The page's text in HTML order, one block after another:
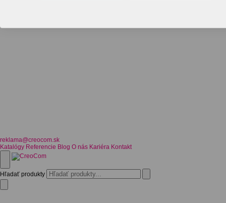
reklama@creocom.sk
Katalógy Referencie Blog O nás Kariéra Kontakt
Hľadať produkty